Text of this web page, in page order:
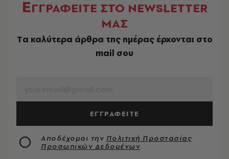
ΕΓΓΡΑΦΕΙΤΕ ΣΤΟ NEWSLETTER
ΜΑΣ
Tα καλύτερα άρθρα της ημέρας έρχονται στο
mail σου
ΕΓΓΡΑΦΕΙΤΕ
Αποδέχομαι την Πολιτική Προστασίας
Προσωπικών Δεδομένων